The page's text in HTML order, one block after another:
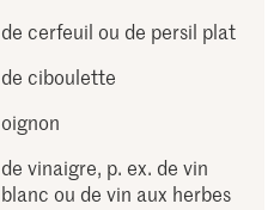
de cerfeuil ou de persil plat
de ciboulette
oignon
de vinaigre, p. ex. de vin
blanc ou de vin aux herbes